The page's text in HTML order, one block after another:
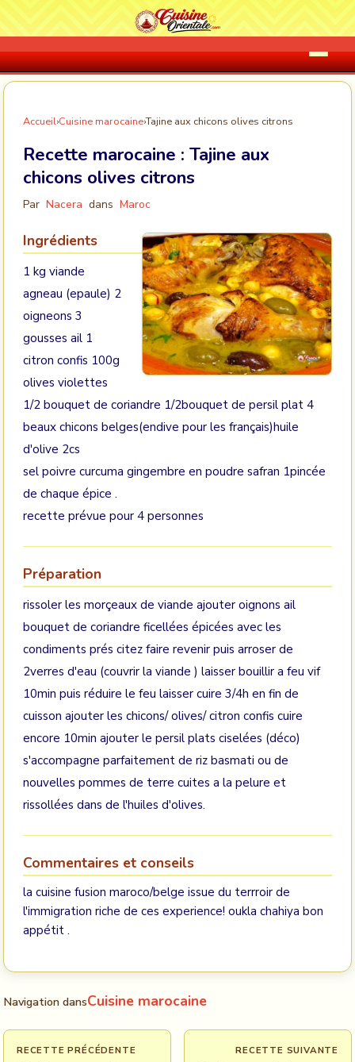
Accueil›Cuisine marocaine›Tajine aux chicons olives citrons
Recette marocaine : Tajine aux
chicons olives citrons
Par Nacera dans Maroc
Ingrédients
1 kg viande
agneau (epaule) 2
oigneons 3
gousses ail 1
citron confis 100g
olives violettes
1/2 bouquet de coriandre 1/2bouquet de persil plat 4
beaux chicons belges(endive pour les français)huile
d'olive 2cs
sel poivre curcuma gingembre en poudre safran 1pincée
de chaque épice .
recette prévue pour 4 personnes
Préparation
rissoler les morçeaux de viande ajouter oignons ail
bouquet de coriandre ficellées épicées avec les
condiments prés citez faire revenir puis arroser de
2verres d'eau (couvrir la viande ) laisser bouillir a feu vif
10min puis réduire le feu laisser cuire 3/4h en fin de
cuisson ajouter les chicons/ olives/ citron confis cuire
encore 10min ajouter le persil plats ciselées (déco)
s'accompagne parfaitement de riz basmati ou de
nouvelles pommes de terre cuites a la pelure et
rissollées dans de l'huiles d'olives.
Commentaires et conseils
la cuisine fusion maroco/belge issue du terrroir de
l'immigration riche de ces experience! oukla chahiya bon
appétit .
Navigation dansCuisine marocaine
RECETTE PRÉCÉDENTE RECETTE SUIVANTE